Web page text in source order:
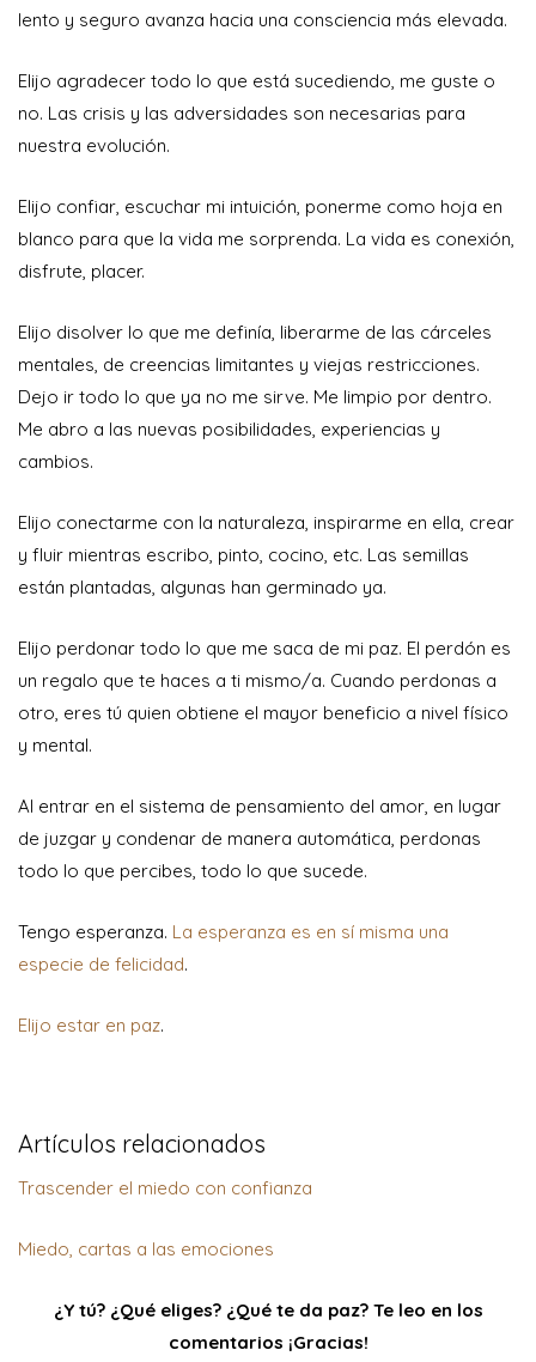
lento y seguro avanza hacia una consciencia más elevada.
Elijo agradecer todo lo que está sucediendo, me guste o
no. Las crisis y las adversidades son necesarias para
nuestra evolución.
Elijo confiar, escuchar mi intuición, ponerme como hoja en
blanco para que la vida me sorprenda. La vida es conexión,
disfrute, placer.
Elijo disolver lo que me definía, liberarme de las cárceles
mentales, de creencias limitantes y viejas restricciones.
Dejo ir todo lo que ya no me sirve. Me limpio por dentro.
Me abro a las nuevas posibilidades, experiencias y
cambios.
Elijo conectarme con la naturaleza, inspirarme en ella, crear
y fluir mientras escribo, pinto, cocino, etc. Las semillas
están plantadas, algunas han germinado ya.
Elijo perdonar todo lo que me saca de mi paz. El perdón es
un regalo que te haces a ti mismo/a. Cuando perdonas a
otro, eres tú quien obtiene el mayor beneficio a nivel físico
y mental.
Al entrar en el sistema de pensamiento del amor, en lugar
de juzgar y condenar de manera automática, perdonas
todo lo que percibes, todo lo que sucede.
Tengo esperanza. La esperanza es en sí misma una
especie de felicidad.
Elijo estar en paz.
Artículos relacionados
Trascender el miedo con confianza
Miedo, cartas a las emociones
¿Y tú? ¿Qué eliges? ¿Qué te da paz? Te leo en los
comentarios ¡Gracias!